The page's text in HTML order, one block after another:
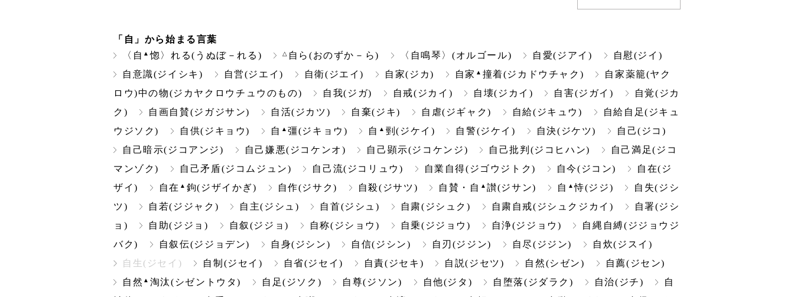
「自」から始まる言葉
〈自 ▲惚〉れる(うぬぼ－れる) △ 自ら(おのずか－ら) 〈自鳴琴〉(オルゴール) 自愛(ジアイ)
自慰(ジイ)
自意識(ジイシキ)
自営(ジエイ) 自衛(ジエイ) 自家(ジカ) 自家 ▲ 撞着(ジカドウチャク)
自家薬籠(ヤク
ロウ)中の物(ジカヤクロウチュウのもの)
自我(ジガ) 自戒(ジカイ) 自壊(ジカイ) 自害(ジガイ)
自覚(ジカ
ク)
自画自賛(ジガジサン) 自活(ジカツ) 自棄(ジキ) 自虐(ジギャク) 自給(ジキュウ)
自給自足(ジキュ
ウジソク)
自供(ジキョウ) 自 ▲彊(ジキョウ) 自 ▲ 剄(ジケイ) 自警(ジケイ) 自決(ジケツ)
自己(ジコ)
自己暗示(ジコアンジ)
自己嫌悪(ジコケンオ) 自己顕示(ジコケンジ) 自己批判(ジコヒハン)
自己満足(ジコ
マンゾク)
自己矛盾(ジコムジュン) 自己流(ジコリュウ) 自業自得(ジゴウジトク) 自今(ジコン)
自在(ジ
ザイ)
自在 ▲ 鉤(ジザイかぎ) 自作(ジサク) 自殺(ジサツ) 自賛・自 ▲讃(ジサン) 自 ▲恃(ジジ)
自失(ジシ
ツ)
自若(ジジャク) 自主(ジシュ) 自首(ジシュ) 自粛(ジシュク) 自粛自戒(ジシュクジカイ)
自署(ジシ
ョ)
自助(ジジョ) 自叙(ジジョ) 自称(ジショウ) 自乗(ジジョウ) 自浄(ジジョウ)
自縄自縛(ジジョウジ
バク)
自叙伝(ジジョデン) 自身(ジシン) 自信(ジシン) 自刃(ジジン) 自尽(ジジン)
自炊(ジスイ)
自生(ジセイ)
自制(ジセイ) 自省(ジセイ) 自責(ジセキ) 自説(ジセツ) 自然(シゼン)
自薦(ジセン)
自然 ▲ 淘汰(シゼントウタ) 自足(ジソク) 自尊(ジソン) 自他(ジタ) 自堕落(ジダラク) 自治(ジチ)
自